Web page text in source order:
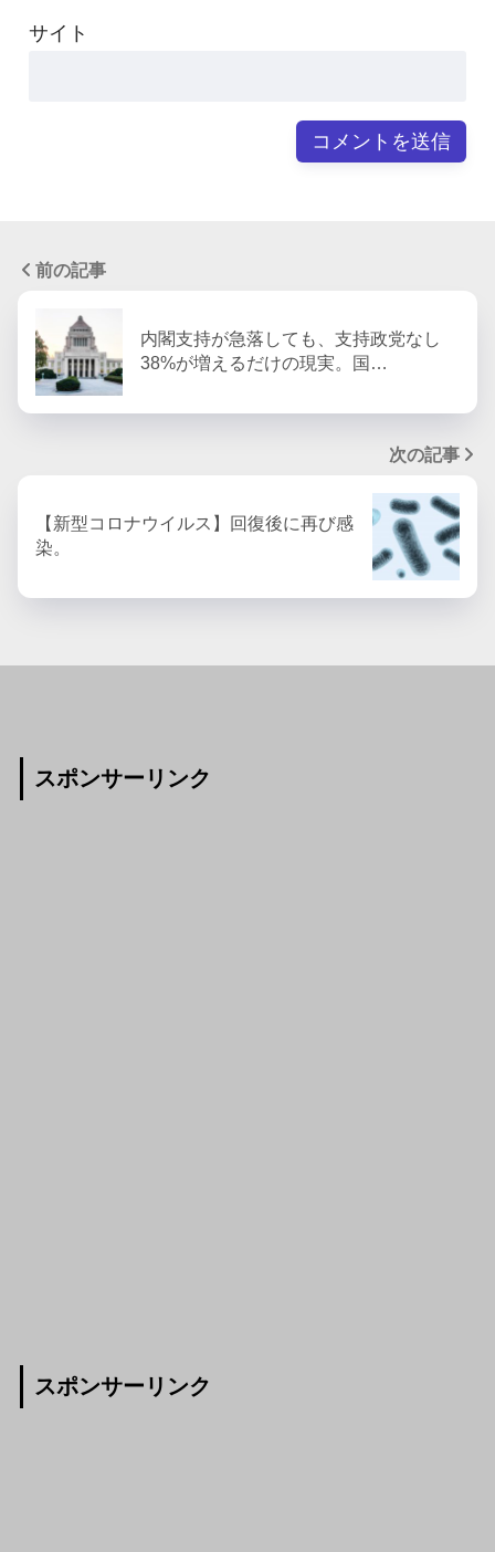
サイト
前の記事
内閣支持が急落しても、支持政党なし
38%が増えるだけの現実。国…
次の記事
【新型コロナウイルス】回復後に再び感
染。
スポンサーリンク
スポンサーリンク